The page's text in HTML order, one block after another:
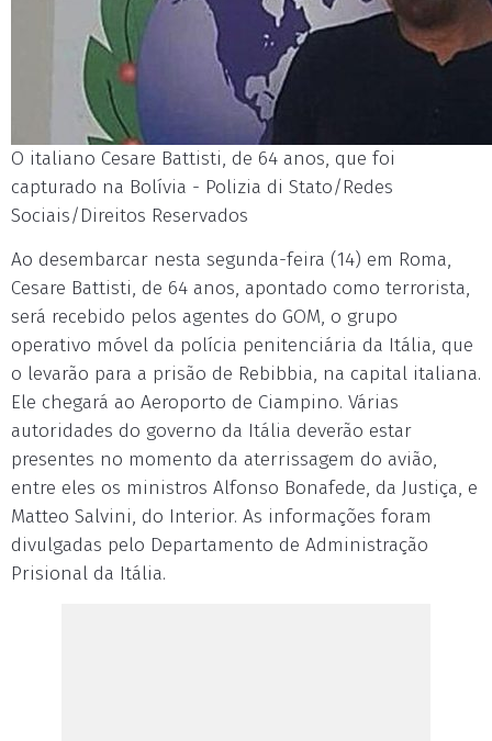
O italiano Cesare Battisti, de 64 anos, que foi
capturado na Bolívia - Polizia di Stato/Redes
Sociais/Direitos Reservados
Ao desembarcar nesta segunda-feira (14) em Roma,
Cesare Battisti, de 64 anos, apontado como terrorista,
será recebido pelos agentes do GOM, o grupo
operativo móvel da polícia penitenciária da Itália, que
o levarão para a prisão de Rebibbia, na capital italiana.
Ele chegará ao Aeroporto de Ciampino. Várias
autoridades do governo da Itália deverão estar
presentes no momento da aterrissagem do avião,
entre eles os ministros Alfonso Bonafede, da Justiça, e
Matteo Salvini, do Interior. As informações foram
divulgadas pelo Departamento de Administração
Prisional da Itália.